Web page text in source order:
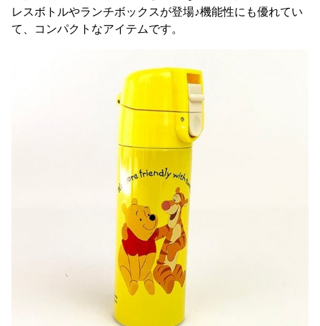
レスボトルやランチボックスが登場♪機能性にも優れてい
て、コンパクトなアイテムです。